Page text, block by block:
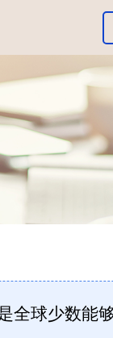
全球少数能